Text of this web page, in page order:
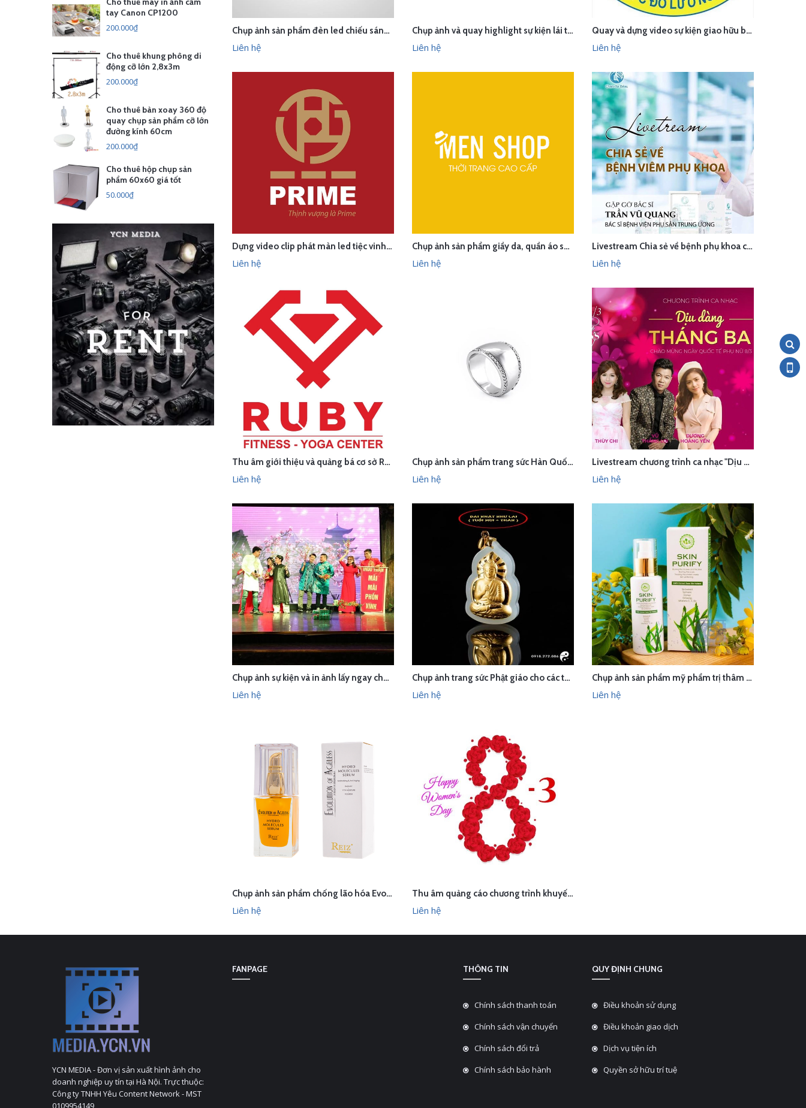
LIÊN HỆ XEM NHANH
Chụp ảnh sản phẩm đèn led chiếu sáng cho công ty HB Trung Hiếu trong studio Hà Nội
Liên hệ
LIÊN HỆ XEM NHANH
Chụp ảnh và quay highlight sự kiện lái thử xe của Toyota Việt Nam - Hà Nội
Liên hệ
LIÊN HỆ XEM NHANH
Quay và dựng video sự kiện giao hữu bóng đá FC Đô Lương - Hà Nội
Liên hệ
LIÊN HỆ XEM NHANH
Dựng video clip phát màn led tiệc vinh danh đơn vị xuất sắc của Prime
Liên hệ
LIÊN HỆ XEM NHANH
Chụp ảnh sản phẩm giầy da, quần áo sơ mi cho Men Shop
Liên hệ
LIÊN HỆ XEM NHANH
Livestream Chia sẻ về bệnh phụ khoa cùng Chan-Na Beau - Hà Nội
Liên hệ
LIÊN HỆ XEM NHANH
Thu âm giới thiệu và quảng bá cơ sở Ruby Fitness
Liên hệ
LIÊN HỆ XEM NHANH
Chụp ảnh sản phẩm trang sức Hàn Quốc trong studio Hà Nội
Liên hệ
LIÊN HỆ XEM NHANH
Livestream chương trình ca nhạc "Dịu dàng tháng Ba" - Hà Nội
Liên hệ
LIÊN HỆ XEM NHANH
Chụp ảnh sự kiện và in ảnh lấy ngay cho công ty IKT
Liên hệ
LIÊN HỆ XEM NHANH
Chụp ảnh trang sức Phật giáo cho các tuổi trong studio Hà Nội
Liên hệ
LIÊN HỆ XEM NHANH
Chụp ảnh sản phẩm mỹ phẩm trị thâm Natural Sky trong studio Hà Nội
Liên hệ
LIÊN HỆ XEM NHANH
Chụp ảnh sản phẩm chống lão hóa Evolution of ageless trong studio Hà Nội
Liên hệ
LIÊN HỆ XEM NHANH
Thu âm quảng cáo chương trình khuyến mãi 8/3 Minh Phú Mart
Liên hệ
tay Canon CP1200
200.000₫
Cho thuê khung phông di
động cỡ lớn 2,8x3m
200.000₫
Cho thuê bàn xoay 360 độ
quay chụp sản phẩm cỡ lớn
đường kính 60cm
200.000₫
Cho thuê hộp chụp sản
phẩm 60x60 giá tốt
50.000₫
YCN MEDIA - Đơn vị sản xuất hình ảnh cho
doanh nghiệp uy tín tại Hà Nội. Trực thuộc:
Công ty TNHH Yêu Content Network - MST
0109954149
FANPAGE THÔNG TIN
Chính sách thanh toán
Chính sách vận chuyển
Chính sách đổi trả
Chính sách bảo hành
QUY ĐỊNH CHUNG
Điều khoản sử dụng
Điều khoản giao dịch
Dịch vụ tiện ích
Quyền sở hữu trí tuệ